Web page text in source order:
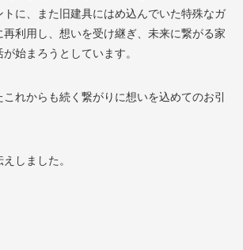
に、また旧建具にはめ込んでいた特殊なガ
再利用し、想いを受け継ぎ、未来に繋がる家
始まろうとしています。
れからも続く繋がりに想いを込めてのお引
しました。